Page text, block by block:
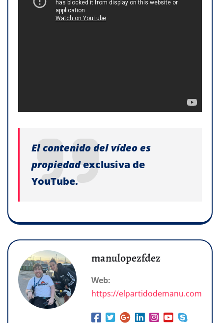
El contenido del vídeo es
propiedadexclusiva de
YouTube.
manulopezfdez
Web:
https://elpartidodemanu.com